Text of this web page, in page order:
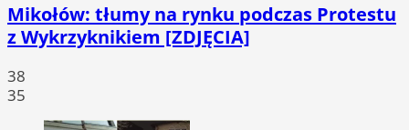
Mikołów: tłumy na rynku podczas Protestu
z Wykrzyknikiem [ZDJĘCIA]
38
35